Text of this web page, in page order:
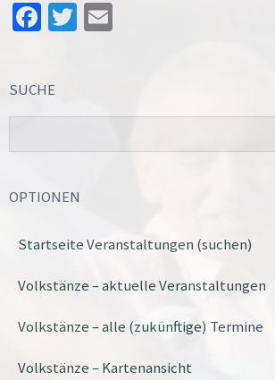
Facebook
Twitter
SUCHE
OPTIONEN
Startseite Veranstaltungen (suchen)
Volkstänze – aktuelle Veranstaltungen
Volkstänze – alle (zukünftige) Termine
Volkstänze – Kartenansicht